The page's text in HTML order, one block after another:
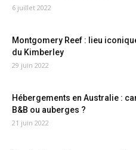
6 juillet 2022
Montgomery Reef : lieu
du Kimberley
29 juin 2022
Hébergements en Australie :
B&B ou auberges ?
21 juin 2022